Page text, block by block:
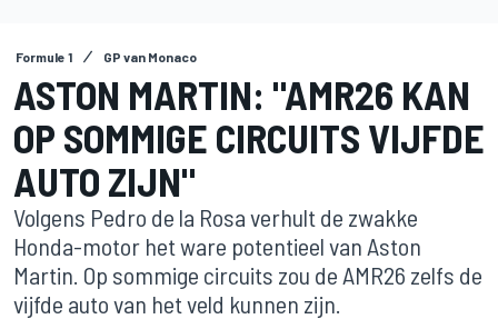
Formule 1 GP van Monaco
ASTON MARTIN: "AMR26 KAN
OP SOMMIGE CIRCUITS VIJFDE
AUTO ZIJN"
Volgens Pedro de la Rosa verhult de zwakke
Honda-motor het ware potentieel van Aston
Martin. Op sommige circuits zou de AMR26 zelfs de
vijfde auto van het veld kunnen zijn.